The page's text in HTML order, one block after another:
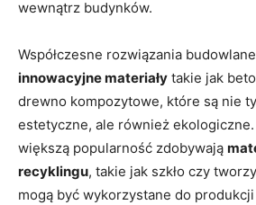
wewnątrz budynków.
Współczesne rozwiązania
innowacyjne materiały takie jak
drewno kompozytowe, które⁤ są nie
estetyczne, ale również
większą popularność⁣ zdobywają
recyklingu, takie ⁣jak szkło⁤ czy
mogą być wykorzystane do